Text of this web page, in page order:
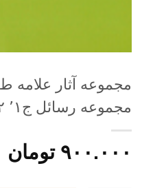
مجموعه رسائل ج٬۱ ۲ و ۳
۹۰۰.۰۰۰ تومان